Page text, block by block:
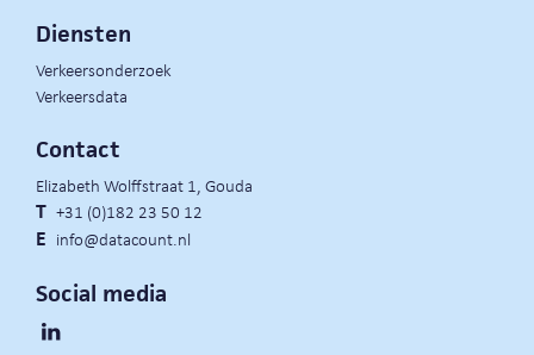
Diensten
Verkeersonderzoek
Verkeersdata
Contact
Elizabeth Wolffstraat 1, Gouda
T +31 (0)182 23 50 12
E info@datacount.nl
Social media